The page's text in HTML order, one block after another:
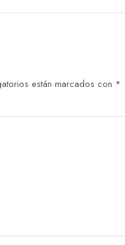
están marcados con *